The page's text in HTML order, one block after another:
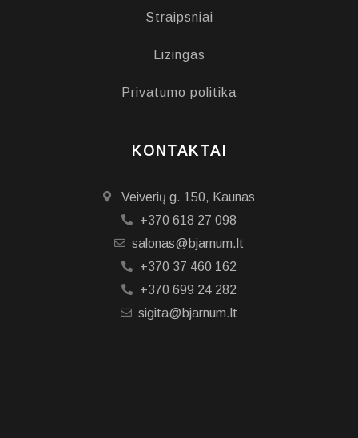
Straipsniai
Lizingas
Privatumo politika
KONTAKTAI
Veiverių g. 150, Kaunas
+370 618 27 098
salonas@bjarnum.lt
+370 37 460 162
+370 699 24 282
sigita@bjarnum.lt